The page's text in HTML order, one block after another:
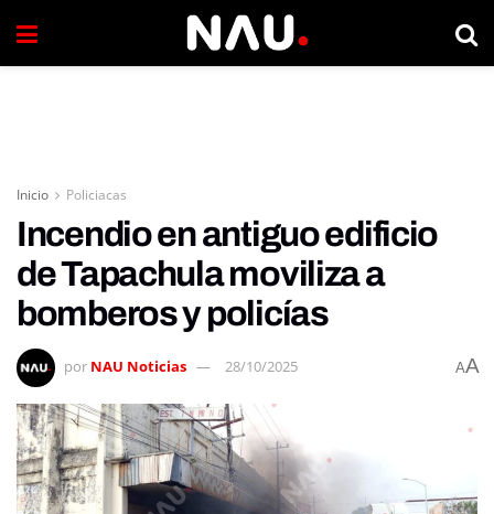
Inicio Policiacas
Incendio en antiguo edificio
de Tapachula moviliza a
bomberos y policías
por NAU Noticias 28/10/2025 AA